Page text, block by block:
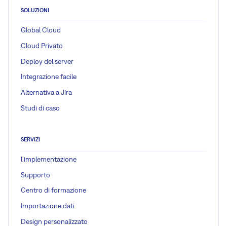
SOLUZIONI
Global Cloud
Cloud Privato
Deploy del server
Integrazione facile
Alternativa a Jira
Studi di caso
SERVIZI
l'implementazione
Supporto
Centro di formazione
Importazione dati
Design personalizzato